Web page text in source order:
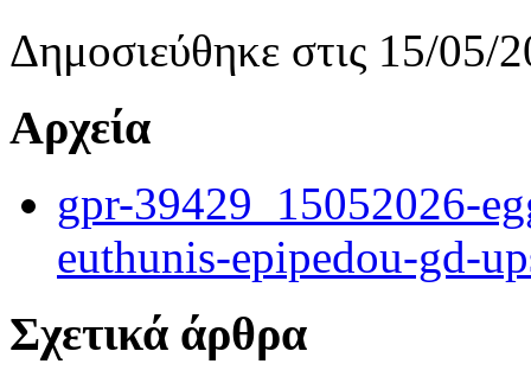
Δημοσιεύθηκε στις 15/05/
Αρχεία
gpr-39429_15052026-
euthunis-epipedou-gd-
Σχετικά άρθρα